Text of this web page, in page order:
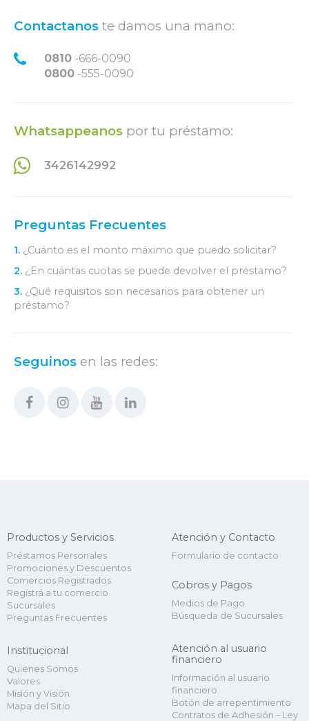
Contactanos te damos una mano:
0810 -666-0090
0800 -555-0090
Whatsappeanos por tu préstamo:
3426142992
Preguntas Frecuentes
1. ¿Cuánto es el monto máximo que puedo solicitar?
2. ¿En cuántas cuotas se puede devolver el préstamo?
3. ¿Qué requisitos son necesarios para obtener un
préstamo?
Seguinos en las redes:
Productos y Servicios
Préstamos Personales
Promociones y Descuentos
Comercios Registrados
Registrá a tu comercio
Sucursales
Preguntas Frecuentes
Institucional
Quienes Somos
Valores
Misión y Visión
Mapa del Sitio
Atención y Contacto
Formulario de contacto
Cobros y Pagos
Medios de Pago
Búsqueda de Sucursales
Atención al usuario
financiero
Información al usuario
financiero
Botón de arrepentimiento
Contratos de Adhesión – Ley